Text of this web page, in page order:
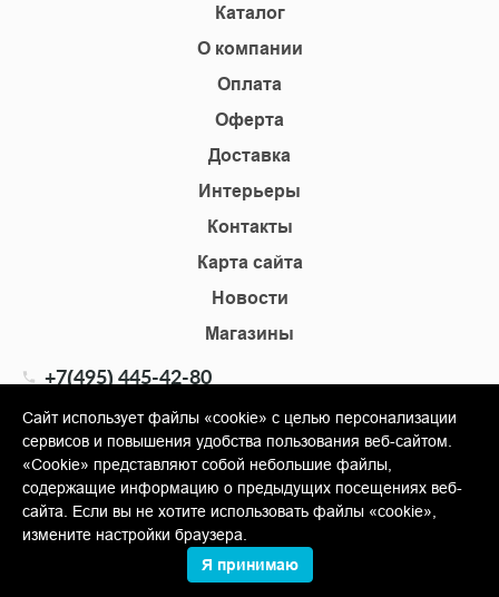
Каталог
О компании
Оплата
Оферта
Доставка
Интерьеры
Контакты
Карта сайта
Новости
Магазины
+7(495) 445-42-80
info@shopkm.ru
© Copyright 2013-2026 KERAMA MARAZZI, ООО «Гамма
Керамика»
Сайт использует файлы «cookie» с целью персонализации
сервисов и повышения удобства пользования веб-сайтом.
«Cookie» представляют собой небольшие файлы,
содержащие информацию о предыдущих посещениях веб-
сайта. Если вы не хотите использовать файлы «cookie»,
измените настройки браузера.
Я принимаю